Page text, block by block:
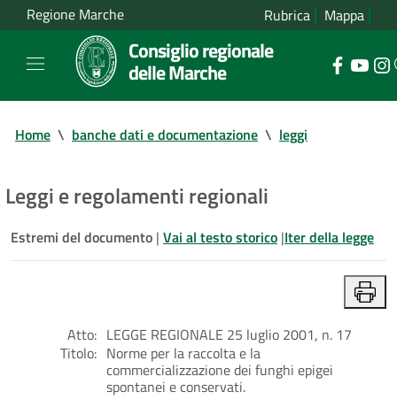
Regione Marche Rubrica Mappa
Consiglio regionale
delle Marche
Home \ banche dati e documentazione \ leggi
Leggi e regolamenti regionali
Estremi del documento | Vai al testo storico |Iter della legge
Atto: LEGGE REGIONALE 25 luglio 2001, n. 17
Titolo: Norme per la raccolta e la
commercializzazione dei funghi epigei
spontanei e conservati.